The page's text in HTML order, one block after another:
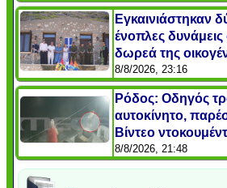
Εγκαινιάστηκαν
ένοπλες
δωρεά της
8/8/2026, 23:16
Ρόδος: Οδηγός
αυτοκίνητο,
Βίντεο
8/8/2026, 21:48